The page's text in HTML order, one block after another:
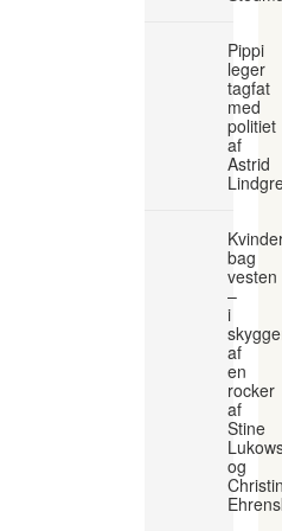
Pippi
leger
tagfat
med
politiet
af
Astrid
bag
vesten
–
i
af
en
rocker
af
Stine
og